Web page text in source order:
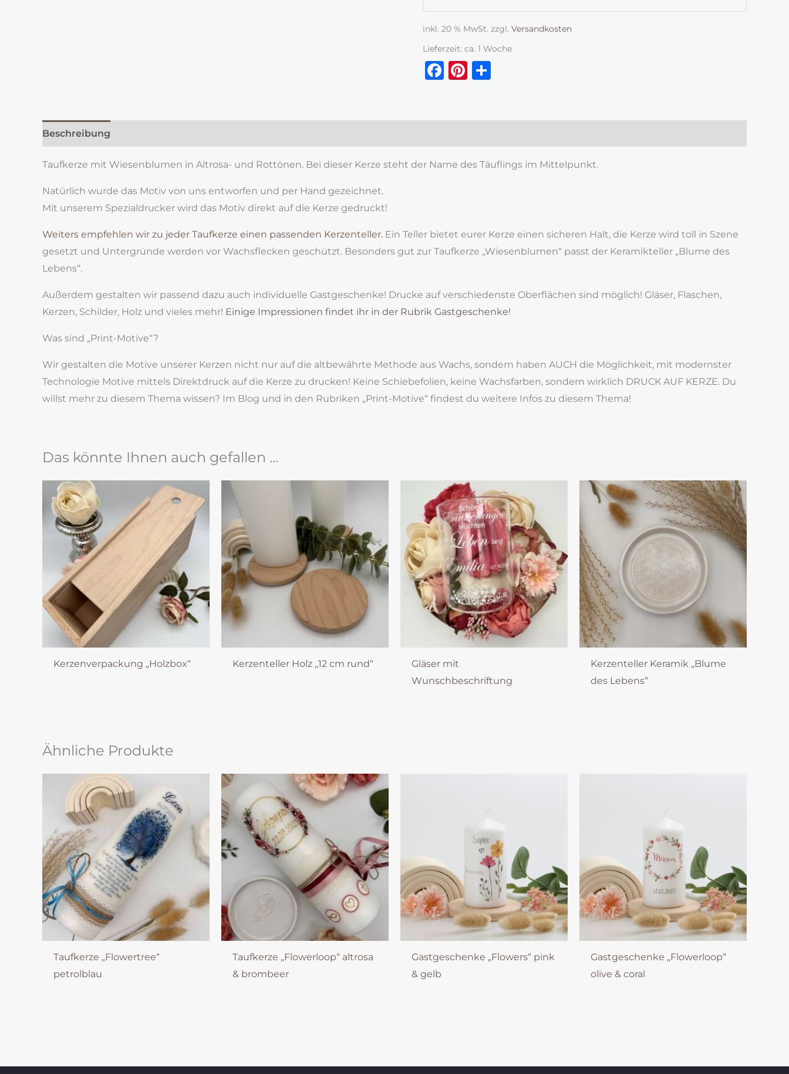
inkl. 20 % MwSt. zzgl. Versandkosten
Lieferzeit: ca. 1 Woche
Facebook
Pinterest
Beschreibung
Taufkerze mit Wiesenblumen in Altrosa- und Rottönen. Bei dieser Kerze steht der Name des Täuflings im Mittelpunkt.
Natürlich wurde das Motiv von uns entworfen und per Hand gezeichnet.
Mit unserem Spezialdrucker wird das Motiv direkt auf die Kerze gedruckt!
Weiters empfehlen wir zu jeder Taufkerze einen passenden Kerzenteller. Ein Teller bietet eurer Kerze einen sicheren Halt, die Kerze wird toll in Szene
gesetzt und Untergründe werden vor Wachsflecken geschützt. Besonders gut zur Taufkerze „Wiesenblumen“ passt der Keramikteller „Blume des
Lebens“.
Außerdem gestalten wir passend dazu auch individuelle Gastgeschenke! Drucke auf verschiedenste Oberflächen sind möglich! Gläser, Flaschen,
Kerzen, Schilder, Holz und vieles mehr! Einige Impressionen findet ihr in der Rubrik Gastgeschenke!
Was sind „Print-Motive“?
Wir gestalten die Motive unserer Kerzen nicht nur auf die altbewährte Methode aus Wachs, sondern haben AUCH die Möglichkeit, mit modernster
Technologie Motive mittels Direktdruck auf die Kerze zu drucken! Keine Schiebefolien, keine Wachsfarben, sondern wirklich DRUCK AUF KERZE. Du
willst mehr zu diesem Thema wissen? Im Blog und in den Rubriken „Print-Motive“ findest du weitere Infos zu diesem Thema!
Das könnte Ihnen auch gefallen …
Kerzenverpackung „Holzbox“ Kerzenteller Holz „12 cm rund“
Gläser mit
Wunschbeschriftung
Kerzenteller Keramik „Blume
des Lebens“
Ähnliche Produkte
Taufkerze „Flowertree“
petrolblau
Taufkerze „Flowerloop“ altrosa
& brombeer
Gastgeschenke „Flowers“ pink
& gelb
Gastgeschenke „Flowerloop“
olive & coral